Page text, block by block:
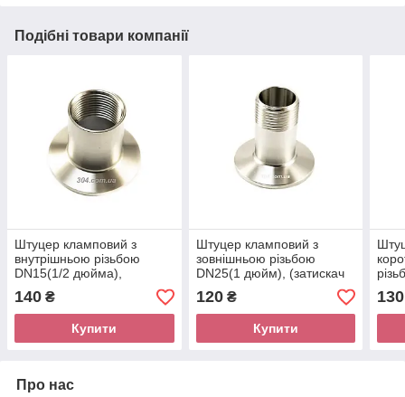
Подібні товари компанії
Штуцер кламповий з
внутрішньою різьбою
DN15(1/2 дюйма),
(затискач 64 мм, 2 дюйма)
AISI 304
140 ₴
Купити
Штуцер кламповий з
зовнішньою різьбою
DN25(1 дюйм), (затискач
64 мм) AISI 304
120₴
Купити
AISI
130
Про нас